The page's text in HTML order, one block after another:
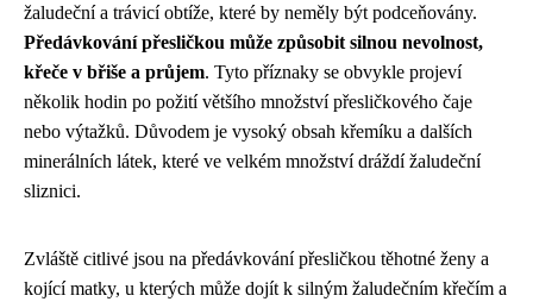
žaludeční a trávicí obtíže, které by neměly být podceňovány.
Předávkování přesličkou může způsobit silnou nevolnost,
křeče v břiše a průjem. Tyto příznaky se obvykle projeví
několik hodin po požití většího množství přesličkového čaje
nebo výtažků. Důvodem je vysoký obsah křemíku a dalších
minerálních látek, které ve velkém množství dráždí žaludeční
sliznici.
Zvláště citlivé jsou na předávkování přesličkou těhotné ženy a
kojící matky, u kterých může dojít k silným žaludečním křečím a